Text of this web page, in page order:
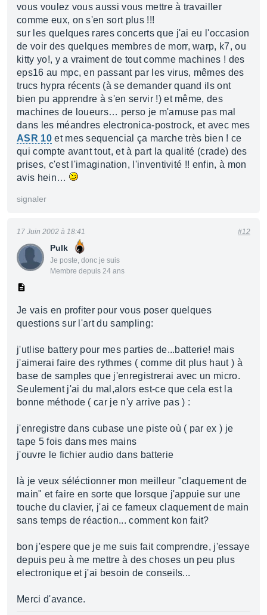
vous voulez vous aussi vous mettre à travailler
comme eux, on s'en sort plus !!!
sur les quelques rares concerts que j'ai eu l'occasion
de voir des quelques membres de morr, warp, k7, ou
kitty yo!, y a vraiment de tout comme machines ! des
eps16 au mpc, en passant par les virus, mêmes des
trucs hypra récents (à se demander quand ils ont
bien pu apprendre à s'en servir !) et même, des
machines de loueurs… perso je m'amuse pas mal
dans les méandres electronica-postrock, et avec mes
ASR 10et mes sequencial ça marche très bien ! ce
qui compte avant tout, et à part la qualité (crade) des
prises, c'est l'imagination, l'inventivité !! enfin, à mon
avis hein…
signaler
Pulk
Je poste, donc je suis
Membre depuis 24 ans
17 Juin 2002 à 18:41 #12
Je vais en profiter pour vous poser quelques
questions sur l'art du sampling:
j'utlise battery pour mes parties de...batterie! mais
j'aimerai faire des rythmes ( comme dit plus haut ) à
base de samples que j'enregistrerai avec un micro.
Seulement j'ai du mal,alors est-ce que cela est la
bonne méthode ( car je n'y arrive pas ) :
j'enregistre dans cubase une piste où ( par ex ) je
tape 5 fois dans mes mains
j'ouvre le fichier audio dans batterie
là je veux séléctionner mon meilleur "claquement de
main" et faire en sorte que lorsque j'appuie sur une
touche du clavier, j'ai ce fameux claquement de main
sans temps de réaction... comment kon fait?
bon j'espere que je me suis fait comprendre, j'essaye
depuis peu à me mettre à des choses un peu plus
electronique et j'ai besoin de conseils...
Merci d'avance.